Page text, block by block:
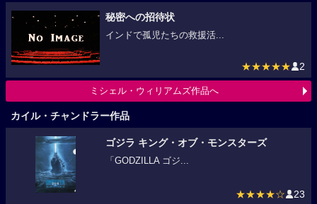
秘密への招待状
インドで孤児たちの救援活...
★★★★★ 2
ミシェル・ウィリアムズ作品へ
カイル・チャンドラー作品
ゴジラ キング・オブ・モンスターズ
「GODZILLA ゴジ...
★★★★☆ 23